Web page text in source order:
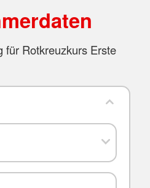
für Rotkreuzkurs Erste